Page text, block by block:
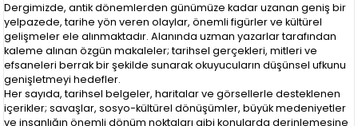
Dergimizde, antik dönemlerden günümüze kadar uzanan geniş bir
yelpazede, tarihe yön veren olaylar, önemli figürler ve kültürel
gelişmeler ele alınmaktadır. Alanında uzman yazarlar tarafından
kaleme alınan özgün makaleler; tarihsel gerçekleri, mitleri ve
efsaneleri berrak bir şekilde sunarak okuyucuların düşünsel ufkunu
genişletmeyi hedefler.
Her sayıda, tarihsel belgeler, haritalar ve görsellerle desteklenen
içerikler; savaşlar, sosyo-kültürel dönüşümler, büyük medeniyetler
ve insanlığın önemli dönüm noktaları gibi konularda derinlemesine